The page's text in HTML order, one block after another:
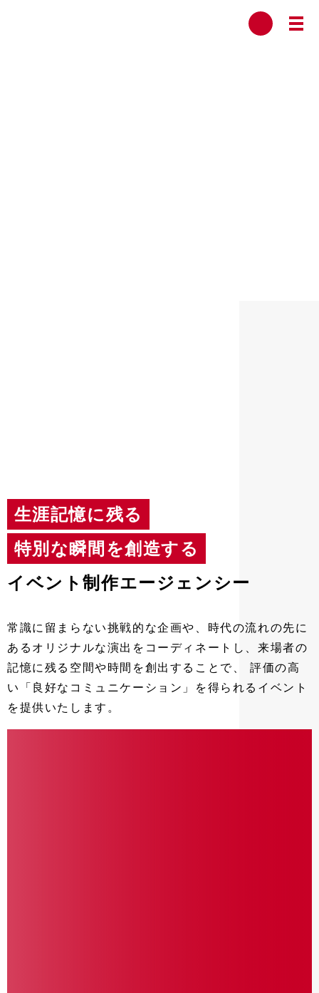
生涯記憶に残る
特別な瞬間を創造する
イベント制作エージェンシー
常識に留まらない挑戦的な企画や、 時代の流れの先に
あるオリジナルな演出をコーディネートし、 来場者の
記憶に残る空間や時間を創出することで、
評価の高い
「良好なコミュニケーション」を 得られるイベントを
提供いたします。